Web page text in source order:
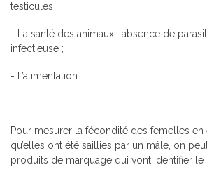
testicules ;
- La santé des animaux : absence de
infectieuse ;
- L’alimentation.
Pour mesurer la fécondité des femelles en
qu’elles ont été saillies par un mâle, on
produits de marquage qui vont identifier le